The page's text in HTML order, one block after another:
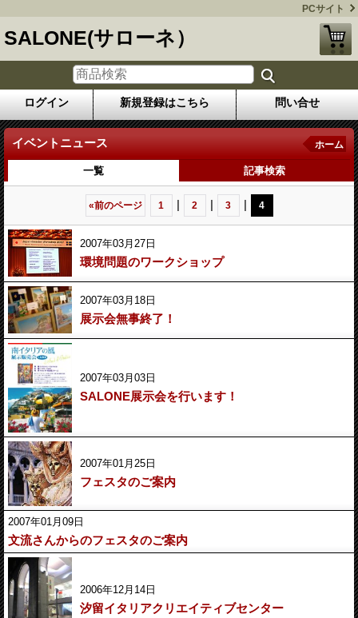
PCサイト
SALONE(サローネ）
ログイン 新規登録はこちら 問い合せ
イベントニュース ホーム
一覧 記事検索
«前のページ 1 | 2 | 3 | 4
2007年03月27日
環境問題のワークショップ
2007年03月18日
展示会無事終了！
2007年03月03日
SALONE展示会を行います！
2007年01月25日
フェスタのご案内
2007年01月09日
文流さんからのフェスタのご案内
2006年12月14日
汐留イタリアクリエイティブセンター